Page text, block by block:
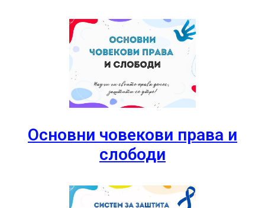
Основни човекови права и
слободи